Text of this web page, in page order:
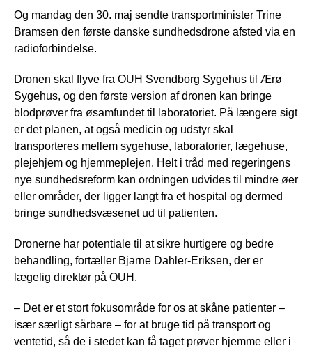
Og mandag den 30. maj sendte transportminister Trine
Bramsen den første danske sundhedsdrone afsted via en
radioforbindelse.
Dronen skal flyve fra OUH Svendborg Sygehus til Ærø
Sygehus, og den første version af dronen kan bringe
blodprøver fra øsamfundet til laboratoriet. På længere sigt
er det planen, at også medicin og udstyr skal
transporteres mellem sygehuse, laboratorier, lægehuse,
plejehjem og hjemmeplejen. Helt i tråd med regeringens
nye sundhedsreform kan ordningen udvides til mindre øer
eller områder, der ligger langt fra et hospital og dermed
bringe sundhedsvæsenet ud til patienten.
Dronerne har potentiale til at sikre hurtigere og bedre
behandling, fortæller Bjarne Dahler-Eriksen, der er
lægelig direktør på OUH.
– Det er et stort fokusområde for os at skåne patienter –
især særligt sårbare – for at bruge tid på transport og
ventetid, så de i stedet kan få taget prøver hjemme eller i